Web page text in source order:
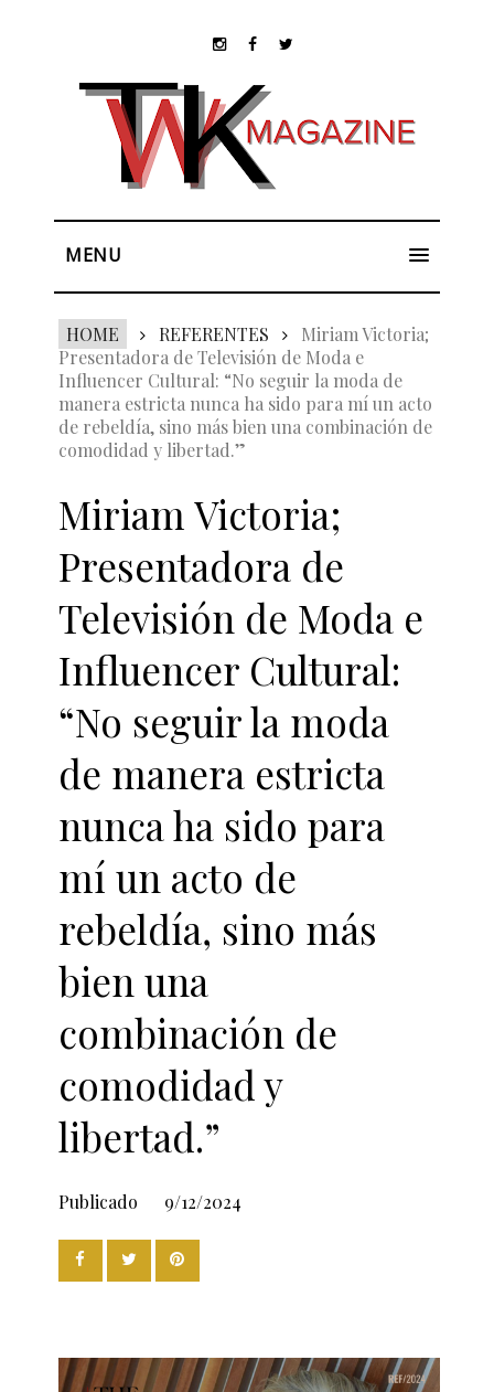
MENU
HOME REFERENTES
Miriam Victoria;
Presentadora de Televisión de Moda e
Influencer Cultural: “No seguir la moda de
manera estricta nunca ha sido para mí un acto
de rebeldía, sino más bien una combinación de
comodidad y libertad.”
Miriam Victoria;
Presentadora de
Televisión de Moda e
Influencer Cultural:
“No seguir la moda
de manera estricta
nunca ha sido para
mí un acto de
rebeldía, sino más
bien una
combinación de
comodidad y
libertad.”
Publicado 9/12/2024